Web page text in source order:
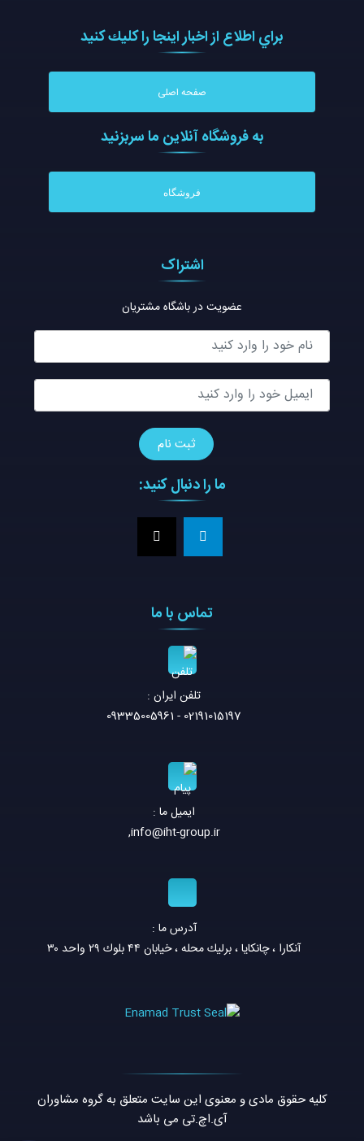
براي اطلاع از اخبار اينجا را كليك كنيد
صفحه اصلی
به فروشگاه آنلاين ما سربزنيد
فروشگاه
اشتراک
عضویت در باشگاه مشتریان
ما را دنبال کنید:
تماس با ما
تلفن ايران :
02191015197 - 09335005961
ایمیل ما :
info@iht-group.ir
,
آدرس ما :
آنكارا ، چانكايا ، برليك محله ، خيابان ٤٤ بلوك ٢٩ واحد ٣٠
کلیه حقوق مادی و معنوی این سایت متعلق به گروه مشاوران
آی.اچ.تی می باشد